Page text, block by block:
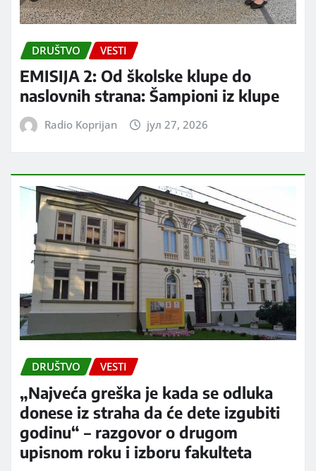
DRUŠTVO VESTI
EMISIJA 2: Od školske klupe do
naslovnih strana: Šampioni iz klupe
Radio Koprijan јул 27, 2026
DRUŠTVO VESTI
„Najveća greška je kada se odluka
donese iz straha da će dete izgubiti
godinu“ – razgovor o drugom
upisnom roku i izboru fakulteta